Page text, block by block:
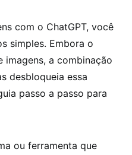
com o ChatGPT, você
simples. Embora o
imagens, a combinação
desbloqueia essa
passo a passo para
ou ferramenta que